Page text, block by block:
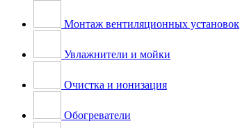
Монтаж вентиляционных установок
Увлажнители и мойки
Очистка и ионизация
Обогреватели